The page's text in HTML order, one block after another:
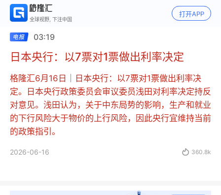
全球视野, 下注中国
打开APP
03:19
日本央行：以7票对1票做出利率决定
格隆汇6月16日｜日本央行：以7票对1票做出利率决
定。日本央行政策委员会审议委员浅田对利率决定持反
对意见。浅田认为，关于中东局势的影响，生产和就业
的下行风险大于物价的上行风险，因此央行宜维持当前
的政策指引。
2026-06-16  360.8k